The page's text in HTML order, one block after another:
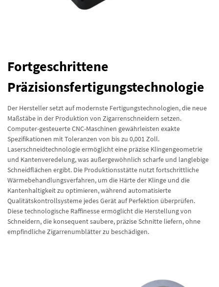
Fortgeschrittene
Präzisionsfertigungstechnologie
Der Hersteller setzt auf modernste Fertigungstechnologien, die neue
Maßstäbe in der Produktion von Zigarrenschneidern setzen.
Computer-gesteuerte CNC-Maschinen gewährleisten exakte
Spezifikationen mit Toleranzen von bis zu 0,001 Zoll.
Laserschneidtechnologie ermöglicht eine präzise Klingengeometrie
und Kantenveredelung, was außergewöhnlich scharfe und langlebige
Schneidflächen ergibt. Die Produktionsstätte nutzt fortschrittliche
Wärmebehandlungsverfahren, um die Härte der Klinge und die
Kantenhaltigkeit zu optimieren, während automatisierte
Qualitätskontrollsysteme jedes Gerät auf Perfektion überprüfen.
Diese technologische Raffinesse ermöglicht die Herstellung von
Schneidern, die konsequent saubere, präzise Schnitte liefern, ohne
empfindliche Zigarrenumblätter zu beschädigen.